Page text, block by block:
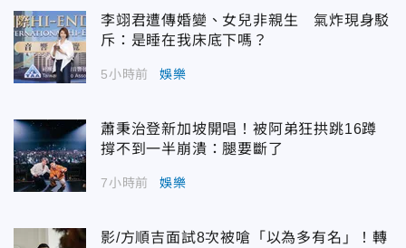
李翊君遭傳婚變、女兒非親生 氣炸現身駁
斥：是睡在我床底下嗎？
5小時前 娛樂
蕭秉治登新加坡開唱！被阿弟狂拱跳16蹲
撐不到一半崩潰：腿要斷了
7小時前 娛樂
影/方順吉面試8次被嗆「以為多有名」！轉